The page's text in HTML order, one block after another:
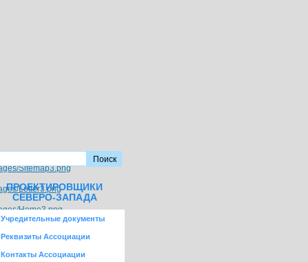
ПРОЕКТИРОВЩИКИ
СЕВЕРО-ЗАПАДА
Учредительные документы
Реквизиты Ассоциации
Контакты Ассоциации